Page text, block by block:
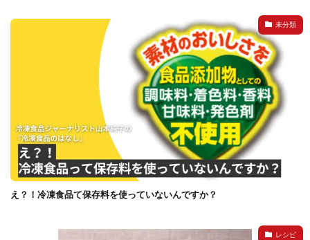
未分類
え？！冷凍食品て保存料を使っていないんですか？
レシピ